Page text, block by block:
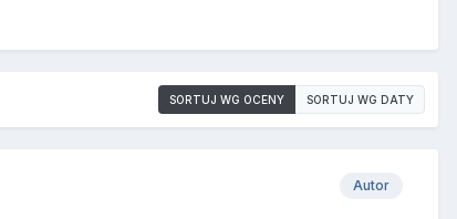
SORTUJ WG OCENY SORTUJ WG DATY
Autor